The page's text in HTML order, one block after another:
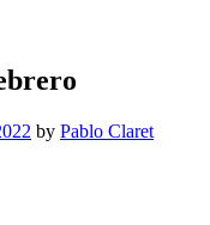
by Pablo Claret